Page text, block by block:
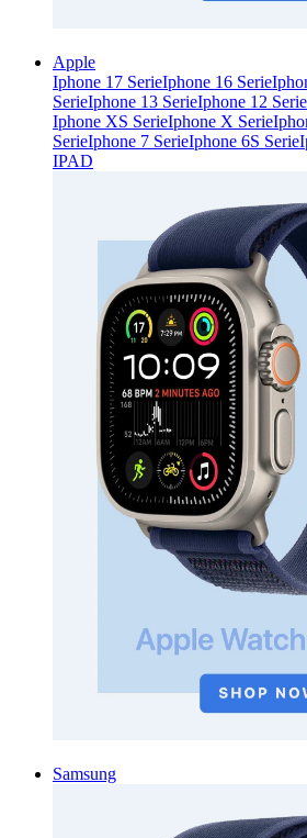
Apple
Iphone 17 SerieIphone 16 Serie
SerieIphone 13 SerieIphone 12 Serie
Iphone XS SerieIphone X Serie
SerieIphone 7 SerieIphone 6S Serie
IPAD
Samsung